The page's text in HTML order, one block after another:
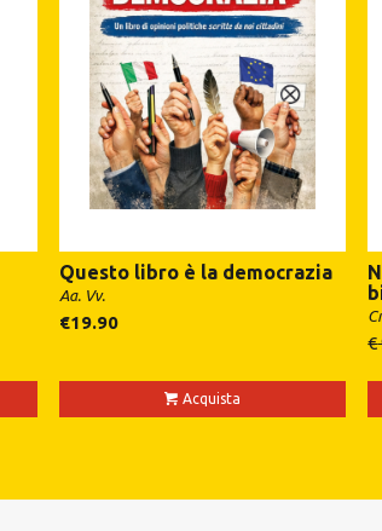
Questo libro è la democrazia
Aa. Vv.
€19.90
Acquista
€